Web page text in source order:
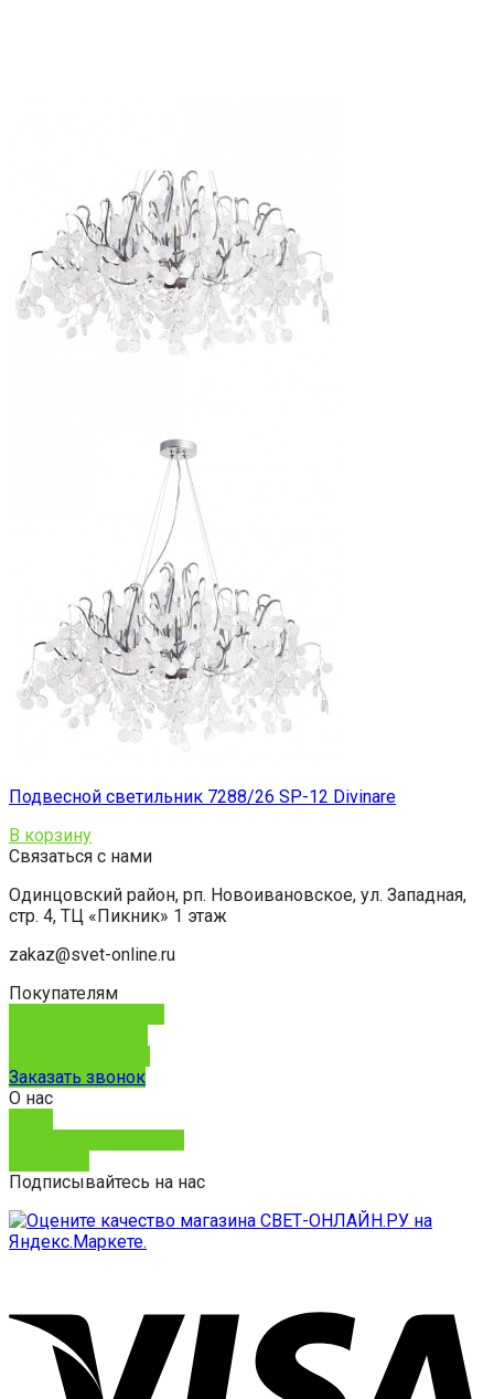
Подвесной светильник 7288/26 SP-12 Divinare
В корзину
Связаться с нами
Одинцовский район, рп. Новоивановское, ул. Западная,
стр. 4, ТЦ «Пикник» 1 этаж
zakaz@svet-online.ru
Покупателям
Заказать звонок
О нас
Подписывайтесь на нас